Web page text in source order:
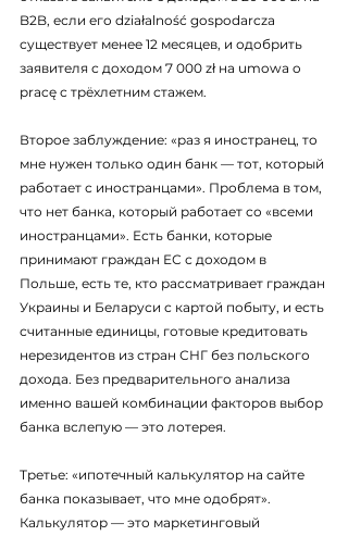
B2B, если его działalność gospodarcza
существует менее 12 месяцев, и одобрить
заявителя с доходом 7 000 zł на umowa o
pracę с трёхлетним стажем.
Второе заблуждение: «раз я иностранец, то
мне нужен только один банк — тот, который
работает с иностранцами». Проблема в том,
что нет банка, который работает со «всеми
иностранцами». Есть банки, которые
принимают граждан ЕС с доходом в
Польше, есть те, кто рассматривает граждан
Украины и Беларуси с картой побыту, и есть
считанные единицы, готовые кредитовать
нерезидентов из стран СНГ без польского
дохода. Без предварительного анализа
именно вашей комбинации факторов выбор
банка вслепую — это лотерея.
Третье: «ипотечный калькулятор на сайте
банка показывает, что мне одобрят».
Калькулятор — это маркетинговый